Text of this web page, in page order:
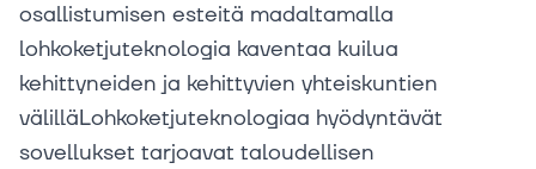
osallistumisen esteitä madaltamalla
lohkoketjuteknologia kaventaa kuilua
kehittyneiden ja kehittyvien yhteiskuntien
välilläLohkoketjuteknologiaa hyödyntävät
sovellukset tarjoavat taloudellisen